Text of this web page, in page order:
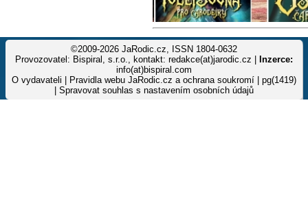
©2009-2026 JaRodic.cz, ISSN 1804-0632
Provozovatel: Bispiral, s.r.o., kontakt: redakce(at)jarodic.cz |
Inzerce:
info(at)bispiral.com
O vydavateli
Pravidla webu JaRodic.cz a ochrana soukromí | pg(1419)
Spravovat souhlas s nastavením osobních údajů